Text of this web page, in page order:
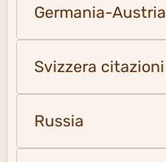
Germania-Austria
Svizzera citazioni
Russia